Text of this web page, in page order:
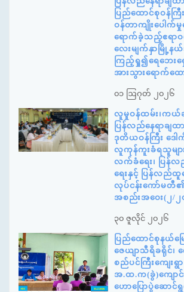
ပြည်ထောင်စုဝန်ကြီ
ဝန်တာကျိုးပေါက်မှု
ရောက်ခဲ့သည့်ဧရာ
လေးမျက်နှာမ
ကြည့်ရှု၍ရေဘေးရှေ
အားသွားရောက်ထေ
၀၁ ဩဂုတ် ၂၀၂၆
လူမှုဝန်ထမ်း၊ကယ်
ပြန်လည်နေရာချထာ
ဒုတိယဝန်ကြီး ဒေ
လူကုန်ကူးခံရသူမျာ
လက်ခံရေး၊ ပြန်လ
ရေးနှင့် ပြန်လည်ထူ
လုပ်ငန်းကော်မတီ
အစည်းအဝေး(၂/
၃၀ ဇူလိုင် ၂၀၂၆
ပြည်ထောင်စုနယ်မြ
ဇေယျာသီရိခရိုင်၊
စည်ပင်ကြီးကျေးရွာ
အ.ထ.က(ခွဲ)ကျော
ဟောပြောပွဲဆော